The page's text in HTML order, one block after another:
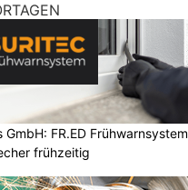
GmbH: FR.ED Frühwarnsystem
frühzeitig